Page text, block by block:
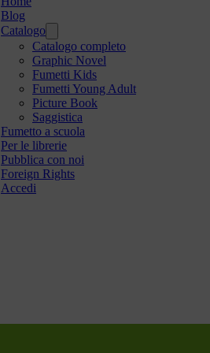
Blog
Catalogo
Catalogo completo
Graphic Novel
Fumetti Kids
Fumetti Young Adult
Picture Book
Saggistica
Fumetto a scuola
Per le librerie
Pubblica con noi
Foreign Rights
Accedi